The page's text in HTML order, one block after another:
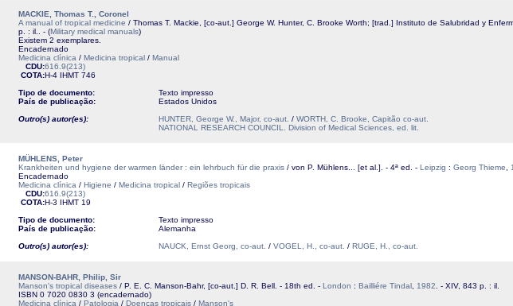
MACKIE, Thomas T., Coronel
A manual of tropical medicine / Thomas T. Mackie, [co-aut.] George W. Hunter, C. Brooke Worth; [trad.] Instituto de Salubridad y
p. : il.. - (Military medical manuals)
Existem 2 exemplares.
Encadernado
Medicina clínica / Medicina tropical / Manual
CDU:616.9(213)
COTA:H-4 IHMT 746
Tipo de documento:
Texto impresso
País de publicação:
Estados Unidos
Outro(s) autor(es):
HUNTER, George W., Major, co-aut. / WORTH, C. Brooke, Capitão co-aut.
NATIONAL RESEARCH COUNCIL. Division of Medical Sciences, ed. lit.
MÜHLENS, Peter
Krankheiten und hygiene der warmen länder : ein lehrbuch für die praxis / von P. Mühlens... [et al.]. - 4ª ed. - Leipzig : Georg Thieme
Encadernado
Medicina clínica / Higiene / Medicina tropical / Regiões tropicais
CDU:616.9(213)
COTA:H-3 IHMT 19
Tipo de documento:
Texto impresso
País de publicação:
Alemanha
Outro(s) autor(es):
NAUCK, Ernst Georg, co-aut. / VOGEL, H., co-aut. / RUGE, H., co-aut.
MANSON-BAHR, Philip, Sir
Manson's tropical diseases / P. E. C. Manson-Bahr, [co-aut.] D. R. Bell. - 18th ed. - London : Bailliére Tindal 1982 . - XIV, 843 p. : il.
ISBN 0 7020 0830 3 (encadernado)
Medicina clínica / Patologia / Doenças tropicais / Manson's